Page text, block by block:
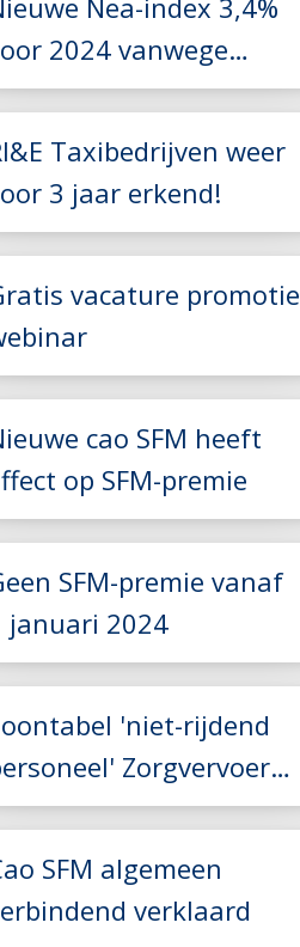
2024 vanwege
berekening
Taxibedrijven weer
3 jaar erkend!
Lees meer
vacature promotie
cao SFM heeft
op SFM-premie
Lees meer
SFM-premie vanaf
januari 2024
Lees meer
'niet-rijdend
Zorgvervoer
Taxi aangepast
SFM algemeen
verklaard